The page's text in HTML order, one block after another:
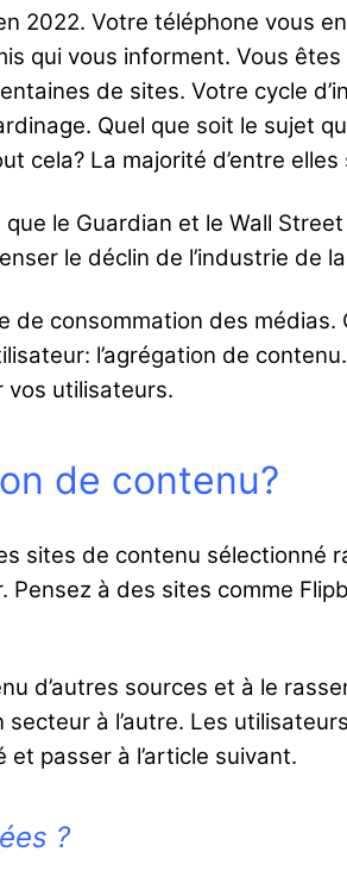
2022. Votre téléphone vous
qui vous informent. Vous
de sites. Votre cycle
Quel que soit le sujet
cela? La majorité d’entre
le Guardian et le Wall
le déclin de l’industrie de
consommation des
l’agrégation de
vos utilisateurs.
de contenu?
sites de contenu
Pensez à des sites comme
d’autres sources et à le
secteur à l’autre. Les
passer à l’article suivant.
?